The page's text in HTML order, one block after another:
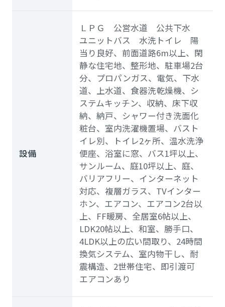
設備
ＬＰＧ 公営水道 公共下水
ユニットバス 水洗トイレ 陽
当り良好、前面道路6m以上、閑
静な住宅地、整形地、駐車場2台
分、プロパンガス、電気、下水
道、上水道、食器洗乾燥機、シ
ステムキッチン、収納、床下収
納、納戸、シャワー付き洗面化
粧台、室内洗濯機置場、バスト
イレ別、トイレ2ヶ所、温水洗浄
便座、浴室に窓、バス1坪以上、
サンルーム、庭10坪以上、庭、
バリアフリー、インターネット
対応、複層ガラス、TVインター
ホン、エアコン、エアコン2台以
上、FF暖房、全居室6帖以上、
LDK20帖以上、和室、勝手口、
4LDK以上の広い間取り、24時間
換気システム、室内物干し、耐
震構造、2世帯住宅、即引渡可
エアコンあり